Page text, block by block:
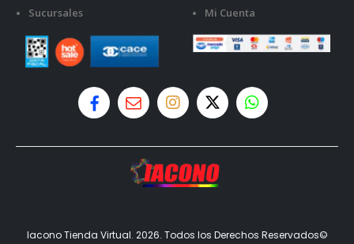
Sucursales
Mi Cuenta
Iacono Tienda Virtual. 2026. Todos los Derechos Reservados©